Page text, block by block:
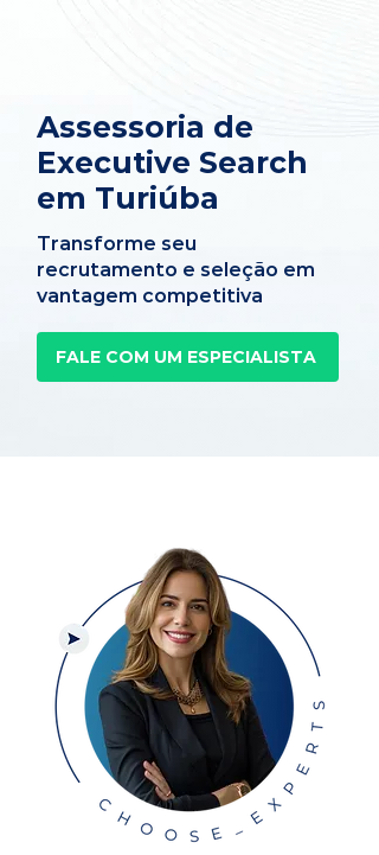
Assessoria de
Executive Search
em Turiúba
Transforme seu
recrutamento e seleção em
vantagem competitiva
FALE COM UM ESPECIALISTA